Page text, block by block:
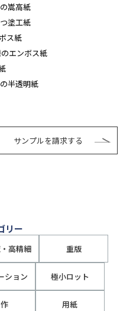
嵩高紙
塗工紙
ス紙
エンボス紙
半透明紙
サンプルを請求する
リー
高精細 重版
ション 極小ロット
用紙